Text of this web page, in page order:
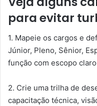
para evitar
1. Mapeie os cargos e
Júnior, Pleno, Sênior,
função com escopo
2. Crie uma trilha de
capacitação técnica,